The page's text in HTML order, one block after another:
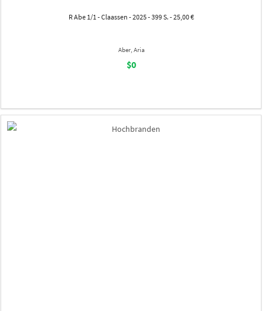
R Abe 1/1 - Claassen - 2025 - 399 S. - 25,00 €
Aber, Aria
$0